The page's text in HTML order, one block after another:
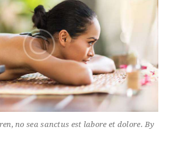
no sea sanctus est labore et dolore. By